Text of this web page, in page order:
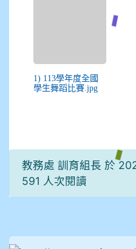
1) 113學年度全國
學生舞蹈比賽.jpg
教務處 訓育組長 於
591 人次閱讀